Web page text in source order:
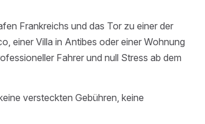
Frankreichs und das Tor zu einer der
einer Villa in Antibes oder einer Wohnung
Fahrer und null Stress ab dem
versteckten Gebühren, keine